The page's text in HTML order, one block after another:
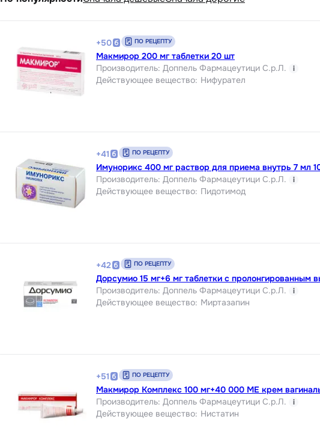
+50 ПО РЕЦЕПТУ
Макмирор 200 мг таблетки 20 шт
Производитель: Доппель Фармацеутици С.р.Л. i
Действующее вещество: Нифурател
+41 ПО РЕЦЕПТУ
Имунорикс 400 мг раствор для приема внутрь 7 мл
Производитель: Доппель Фармацеутици С.р.Л. i
Действующее вещество: Пидотимод
+42 ПО РЕЦЕПТУ
Дорсумио 15 мг+6 мг таблетки с пролонгированным
Производитель: Доппель Фармацеутици С.р.Л. i
Действующее вещество: Миртазапин
+51 ПО РЕЦЕПТУ
Макмирор Комплекс 100 мг+40 000 МЕ крем
Производитель: Доппель Фармацеутици С.р.Л. i
Действующее вещество: Нистатин